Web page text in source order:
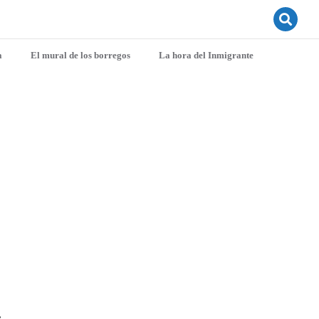
El mural de los borregos La hora del Inmigrante